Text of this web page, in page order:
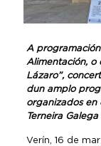
A
Alimentación, o
Lázaro”,
dun amplo
organizados en
Terneira Galega
Verín, 16 de